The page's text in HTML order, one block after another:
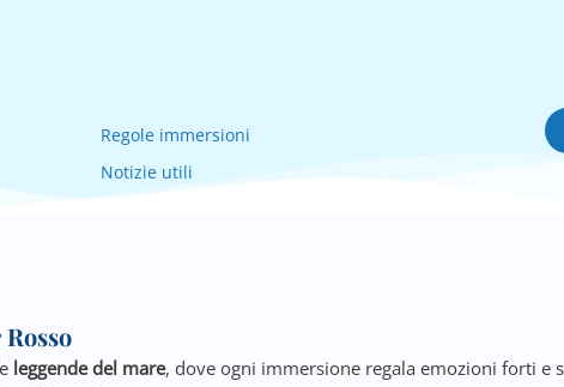
Regole immersioni
Notizie utili
leggende del mare, dove ogni immersione regala emozioni forti e